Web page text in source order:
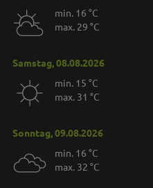
min. 16 °C
max. 29 °C
Samstag, 08.08.2026
min. 15 °C
max. 31 °C
Sonntag, 09.08.2026
min. 16 °C
max. 32 °C